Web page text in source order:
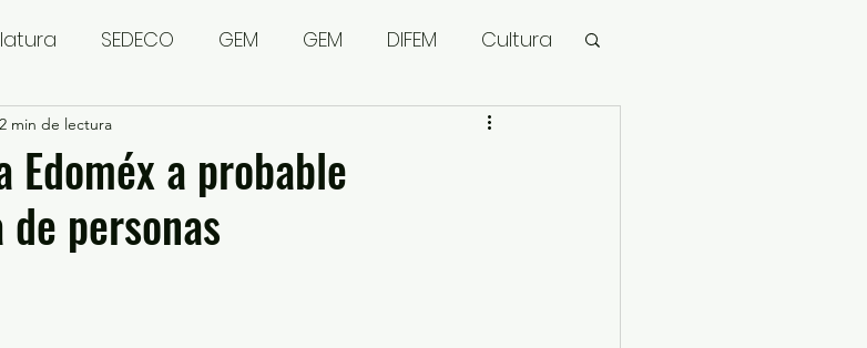
SEDECO GEM GEM DIFEM Cultura
Edoméx 2023
Denuncia Ciudadana
Edoméx a probable
personas
2 min de lectura